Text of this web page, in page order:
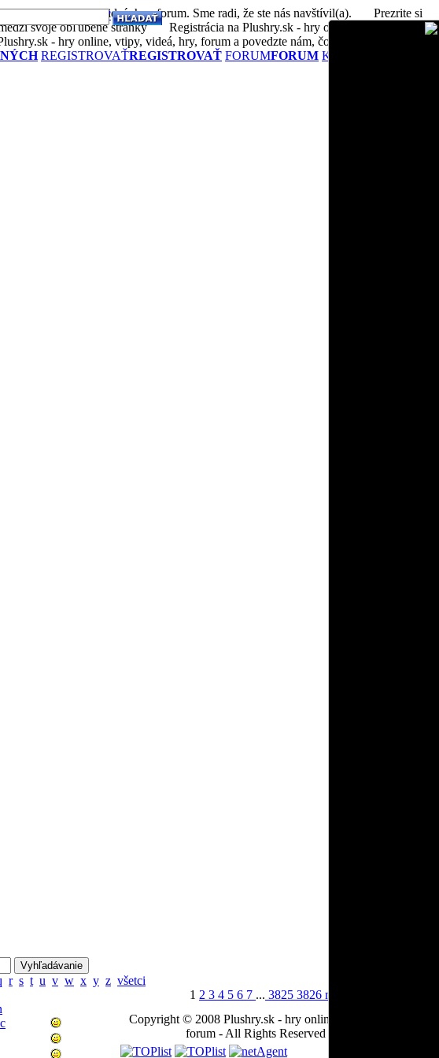
Stratené heslo?
online, vtipy, videá, hry, forum. Sme radi, že ste nás navštívil(a).
Prezrite si
svoje obľúbené stránky Registrácia na Plushry.sk - hry online, vtipy, videá,
- hry online, vtipy, videá, hry, forum a povedzte nám, čo si myslíte
REGISTROVAŤREGISTROVAŤ FORUMFORUM KONTAKTUJTE
r s t u v w x y z všetci
1 2 3 4 5 6 7 ... 3825 3826 next >>
Copyright © 2008 Plushry.sk - hry online, vtipy, videá, hry,
forum - All Rights Reserved